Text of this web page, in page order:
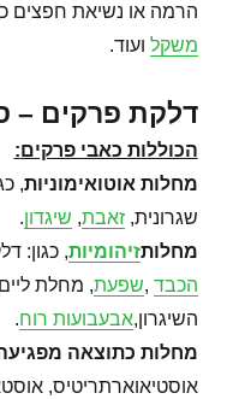
הרמה או נשיאת חפצים
משקל ועוד.
דלקת פרקים –
הכוללות כאבי פרקים:
מחלות אוטואימוניות,
שגרונית,זאבת, שיגדון.
מחלותזיהומיות, כגון:
הכבד ,שפעת, מחלת
השיגרון,אבעבועות רוח.
מחלות כתוצאה
אוסטיאוארתריטיס,